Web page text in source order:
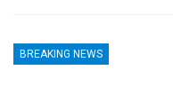
BREAKING NEWS